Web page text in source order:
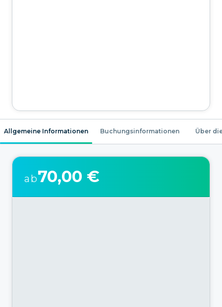
Allgemeine Informationen Buchungsinformationen Über
ab70,00 €